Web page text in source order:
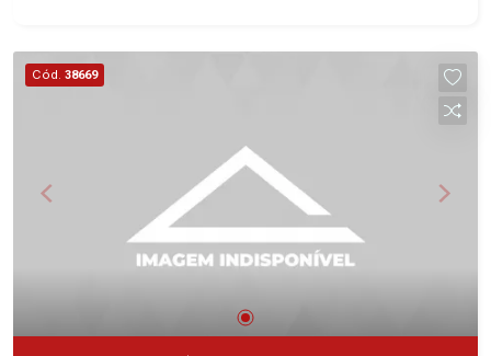
1051 - Alto da Boa Vista | Ribeirão Preto.
Cód. 38669